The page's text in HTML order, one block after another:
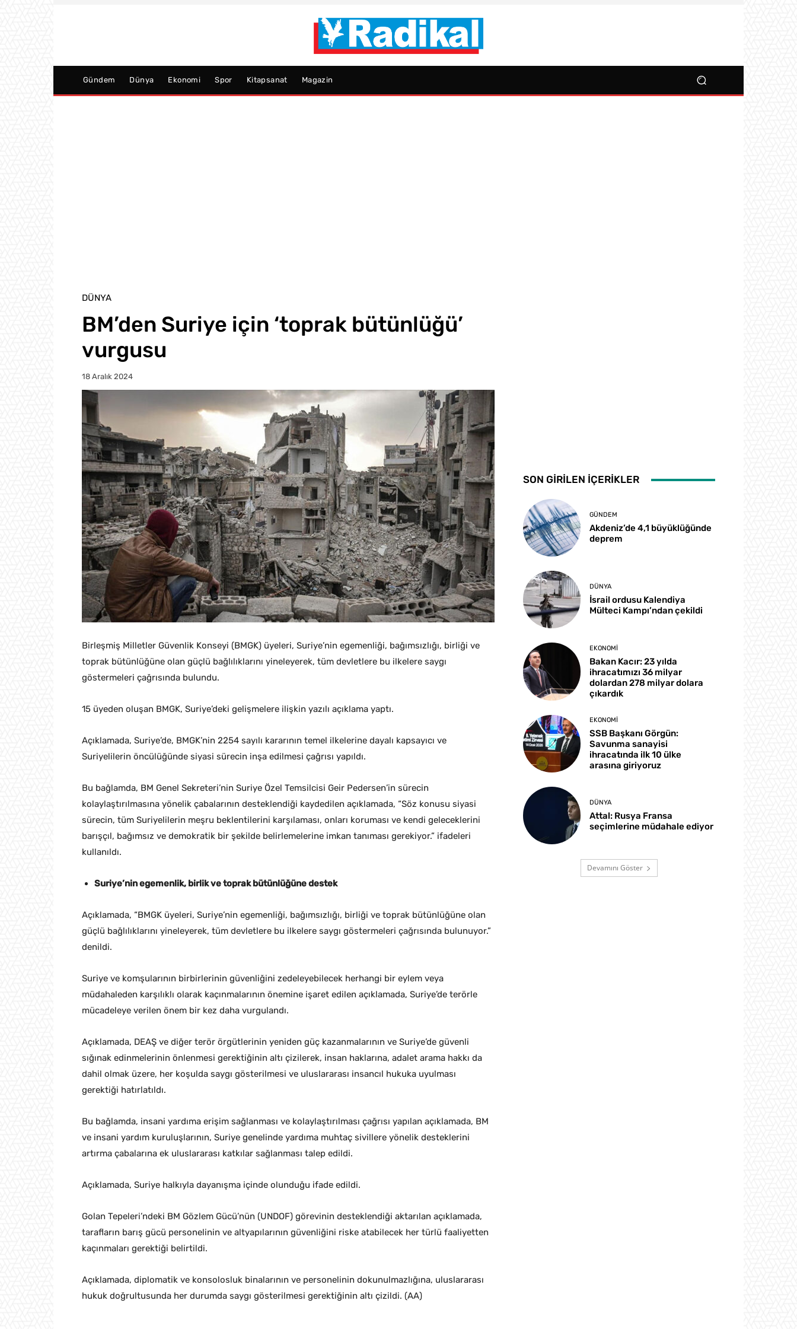
Gündem Dünya Ekonomi Spor Kitapsanat Magazin
DÜNYA
BM’den Suriye için ‘toprak bütünlüğü’
vurgusu
18 Aralık 2024
Birleşmiş Milletler Güvenlik Konseyi (BMGK) üyeleri, Suriye’nin egemenliği, bağımsızlığı, birliği ve
toprak bütünlüğüne olan güçlü bağlılıklarını yineleyerek, tüm devletlere bu ilkelere saygı
göstermeleri çağrısında bulundu.
15 üyeden oluşan BMGK, Suriye’deki gelişmelere ilişkin yazılı açıklama yaptı.
Açıklamada, Suriye’de, BMGK’nin 2254 sayılı kararının temel ilkelerine dayalı kapsayıcı ve
Suriyelilerin öncülüğünde siyasi sürecin inşa edilmesi çağrısı yapıldı.
Bu bağlamda, BM Genel Sekreteri’nin Suriye Özel Temsilcisi Geir Pedersen’in sürecin
kolaylaştırılmasına yönelik çabalarının desteklendiği kaydedilen açıklamada, “Söz konusu siyasi
sürecin, tüm Suriyelilerin meşru beklentilerini karşılaması, onları koruması ve kendi geleceklerini
barışçıl, bağımsız ve demokratik bir şekilde belirlemelerine imkan tanıması gerekiyor.” ifadeleri
kullanıldı.
Suriye’nin egemenlik, birlik ve toprak bütünlüğüne destek
Açıklamada, “BMGK üyeleri, Suriye’nin egemenliği, bağımsızlığı, birliği ve toprak bütünlüğüne olan
güçlü bağlılıklarını yineleyerek, tüm devletlere bu ilkelere saygı göstermeleri çağrısında bulunuyor.”
denildi.
Suriye ve komşularının birbirlerinin güvenliğini zedeleyebilecek herhangi bir eylem veya
müdahaleden karşılıklı olarak kaçınmalarının önemine işaret edilen açıklamada, Suriye’de terörle
mücadeleye verilen önem bir kez daha vurgulandı.
Açıklamada, DEAŞ ve diğer terör örgütlerinin yeniden güç kazanmalarının ve Suriye’de güvenli
sığınak edinmelerinin önlenmesi gerektiğinin altı çizilerek, insan haklarına, adalet arama hakkı da
dahil olmak üzere, her koşulda saygı gösterilmesi ve uluslararası insancıl hukuka uyulması
gerektiği hatırlatıldı.
Bu bağlamda, insani yardıma erişim sağlanması ve kolaylaştırılması çağrısı yapılan açıklamada, BM
ve insani yardım kuruluşlarının, Suriye genelinde yardıma muhtaç sivillere yönelik desteklerini
artırma çabalarına ek uluslararası katkılar sağlanması talep edildi.
Açıklamada, Suriye halkıyla dayanışma içinde olunduğu ifade edildi.
Golan Tepeleri’ndeki BM Gözlem Gücü’nün (UNDOF) görevinin desteklendiği aktarılan açıklamada,
tarafların barış gücü personelinin ve altyapılarının güvenliğini riske atabilecek her türlü faaliyetten
kaçınmaları gerektiği belirtildi.
Açıklamada, diplomatik ve konsolosluk binalarının ve personelinin dokunulmazlığına, uluslararası
hukuk doğrultusunda her durumda saygı gösterilmesi gerektiğinin altı çizildi. (AA)
SON GİRİLEN İÇERİKLER
GÜNDEM
Akdeniz’de 4,1 büyüklüğünde
deprem
DÜNYA
İsrail ordusu Kalendiya
Mülteci Kampı’ndan çekildi
EKONOMI
Bakan Kacır: 23 yılda
ihracatımızı 36 milyar
dolardan 278 milyar dolara
çıkardık
EKONOMI
SSB Başkanı Görgün:
Savunma sanayisi
ihracatında ilk 10 ülke
arasına giriyoruz
DÜNYA
Attal: Rusya Fransa
seçimlerine müdahale ediyor
Devamını Göster